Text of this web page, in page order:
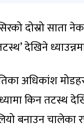
दोस्रो साता
देखिने
अधिकांश
किन तटस्थ
बनाउन चालेका